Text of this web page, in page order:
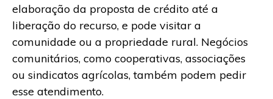
elaboração da proposta de crédito até a
liberação do recurso, e pode visitar a
comunidade ou a propriedade rural. Negócios
comunitários, como cooperativas, associações
ou sindicatos agrícolas, também podem pedir
esse atendimento.